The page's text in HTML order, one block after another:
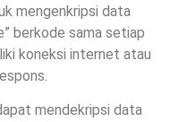
mengenkripsi data
berkode sama setiap
koneksi internet atau
mendekripsi data